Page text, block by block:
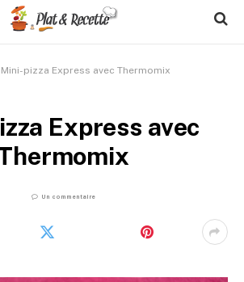
Mini-pizza Express avec Thermomix
Express avec
Un commentaire